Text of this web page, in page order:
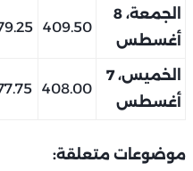
الجمعة، 8
أغسطس
409.50
الخميس، 7
أغسطس
408.00
موضوعات متعلقة: